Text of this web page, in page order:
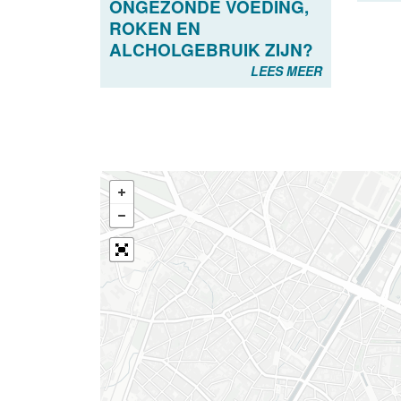
ONGEZONDE VOEDING,
ROKEN EN
ALCHOLGEBRUIK ZIJN?
LEES MEER